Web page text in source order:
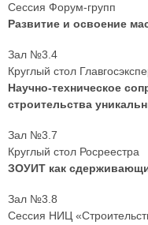
Сессия Форум-групп
Развитие и освоение
Зал №3.4
Круглый стол
Научно-техническое
строительства
Зал №3.7
Круглый стол Росреестра
ЗОУИТ как
Зал №3.8
Сессия НИЦ